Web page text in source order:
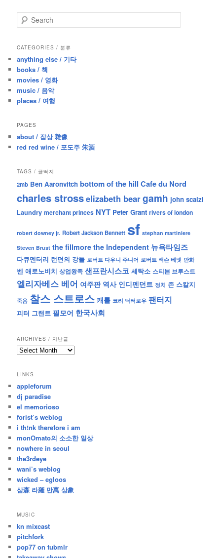
e
r
h
CATEGORIES / 분류
anything else / 기타
books / 책
movies / 영화
music / 음악
places / 여행
PAGES
about / 잡상 雜像
red red wine / 포도주 朱酒
TAGS / 글딱지
2mb Ben Aaronvitch bottom of the hill Cafe du Nord
charles strosselizabeth beargamh john scalzi
Laundry merchant princes NYT Peter Grant rivers of london
robert downey jr. Robert Jackson Bennett sf stephan martiniere
Steven Brust the fillmore the Independent 뉴욕타임즈
다큐멘터리 런던의 강들 로버트 다우니 주니어 로버트 잭슨 베넷 만화
벤 애로노비치 상업왕족 샌프란시스코 세탁소 스티븐 브루스트
엘리자베스 베어 여주판 역사 인디펜던트 정치 존 스칼지
죽음 찰스 스트로스 캐롤 코리 닥터로우 팬터지
피터 그랜트 필모어 한국사회
ARCHIVES / 지난글
archives
난
글
LINKS
appleforum
dj paradise
el memorioso
forist’s weblog
i th!nk therefore i am
monOmato의 소소한 일상
nowhere in seoul
the3rdeye
wani’s weblog
wicked – egloos
삼森 라羅 만萬 상象
MUSIC
kn mixcast
pitchfork
pop77 on tubmlr